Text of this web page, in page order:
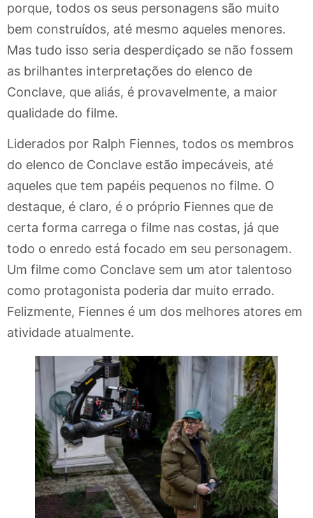
porque, todos os seus personagens são muito
bem construídos, até mesmo aqueles menores.
Mas tudo isso seria desperdiçado se não fossem
as brilhantes interpretações do elenco de
Conclave, que aliás, é provavelmente, a maior
qualidade do filme.
Liderados por Ralph Fiennes, todos os membros
do elenco de Conclave estão impecáveis, até
aqueles que tem papéis pequenos no filme. O
destaque, é claro, é o próprio Fiennes que de
certa forma carrega o filme nas costas, já que
todo o enredo está focado em seu personagem.
Um filme como Conclave sem um ator talentoso
como protagonista poderia dar muito errado.
Felizmente, Fiennes é um dos melhores atores em
atividade atualmente.